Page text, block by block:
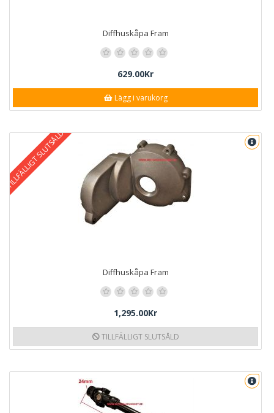
Diffhuskåpa Fram
629.00Kr
Lägg i varukorg
TILLFÄLLIGT SLUTSÅLD
Diffhuskåpa Fram
1,295.00Kr
TILLFÄLLIGT SLUTSÅLD